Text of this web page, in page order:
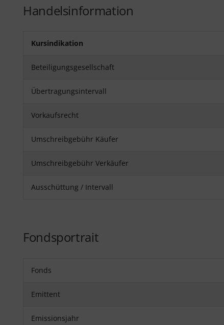
Handelsinformation
Kursindikation
Beteiligungsgesellschaft
Übertragungsintervall
Vorkaufsrecht
Umschreibgebühr Käufer
Umschreibgebühr Verkäufer
Ausschüttung / Intervall
Fondsportrait
Fonds
Emittent
Emissionsjahr